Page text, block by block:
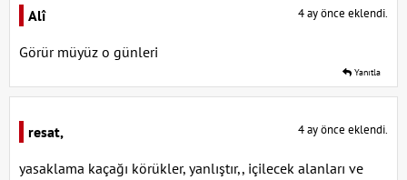
Alî 4 ay önce eklendi.
Görür müyüz o günleri
Yanıtla
resat, 4 ay önce eklendi.
yasaklama kaçağı körükler, yanlıştır,, içilecek alanları ve